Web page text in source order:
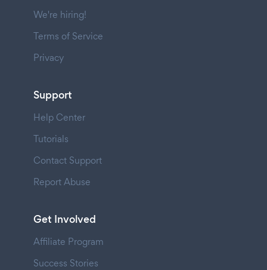
We're hiring!
Terms of Service
Privacy
Support
Help Center
Tutorials
Contact Support
Report Abuse
Get Involved
Affiliate Program
Success Stories